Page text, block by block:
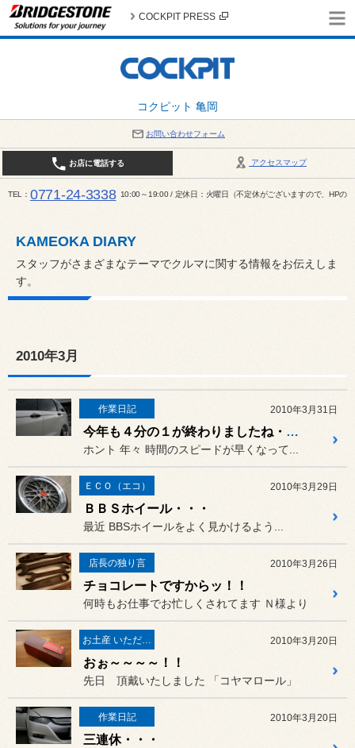
コクピット 亀岡
COCKPIT PRESS
お問い合わせフォーム
アクセスマップ
お店に電話する
TEL 0771-24-3338 10:00～19:00 / 定休日：火曜日（不定休がございますので、HPの
KAMEOKA DIARY
スタッフがさまざまなテーマでクルマに関する情報をお伝えしま
す。
2010年3月
作業日記 2010年3月31日
今年も４分の１が終わりましたね・・・
ホント 年々 時間のスピードが早くなって...
ＥＣＯ（エコ） 2010年3月29日
ＢＢＳホイール・・・
最近 BBSホイールをよく見かけるよう...
店長の独り言 2010年3月26日
チョコレートですからッ！！
何時もお仕事でお忙しくされてます Ｎ様より
お土産 いただきました♪ 2010年3月20日
おぉ～～～～！！
先日 頂戴いたしました 「コヤマロール」
作業日記 2010年3月20日
三連休・・・